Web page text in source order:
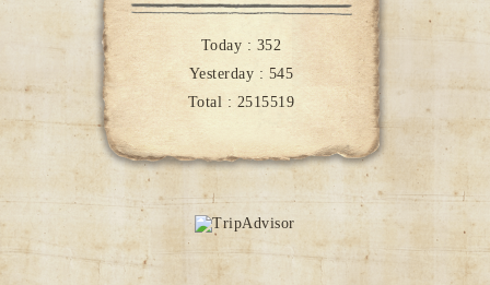
Today : 352
Yesterday : 545
Total : 2515519